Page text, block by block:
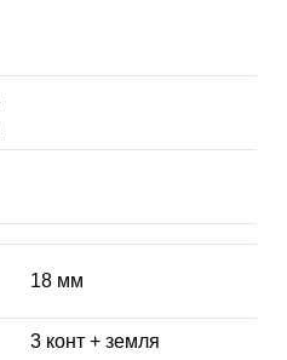
18 мм
3 конт + земля